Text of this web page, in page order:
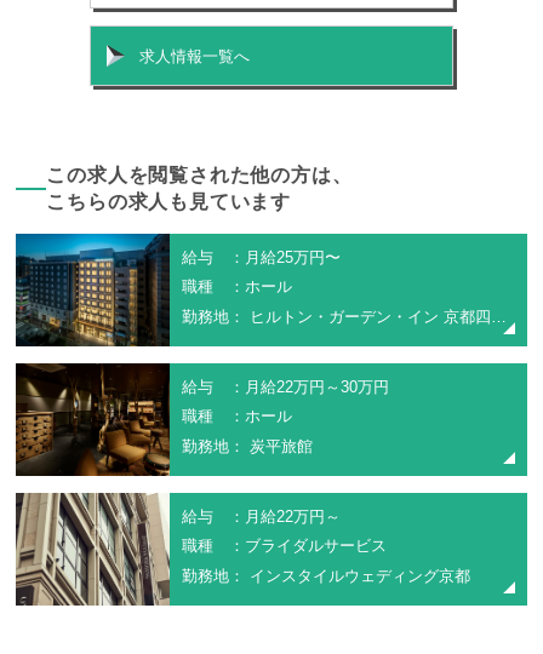
求人情報一覧へ
この求人を閲覧された他の方は、
こちらの求人も見ています
給与 ：月給25万円〜
職種 ：ホール
給与 ：月給22万円～30万円
職種 ：ホール
勤務地： 炭平旅館
給与 ：月給22万円～
職種 ：ブライダルサービス
勤務地： インスタイルウェディング京都